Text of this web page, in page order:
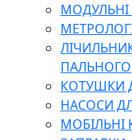
МОДУЛЬНІ
ПАЛЬНОГО
КОТУШКИ
НАСОСИ